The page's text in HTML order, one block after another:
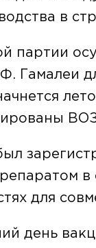
в
партии
Гамалеи
для
день